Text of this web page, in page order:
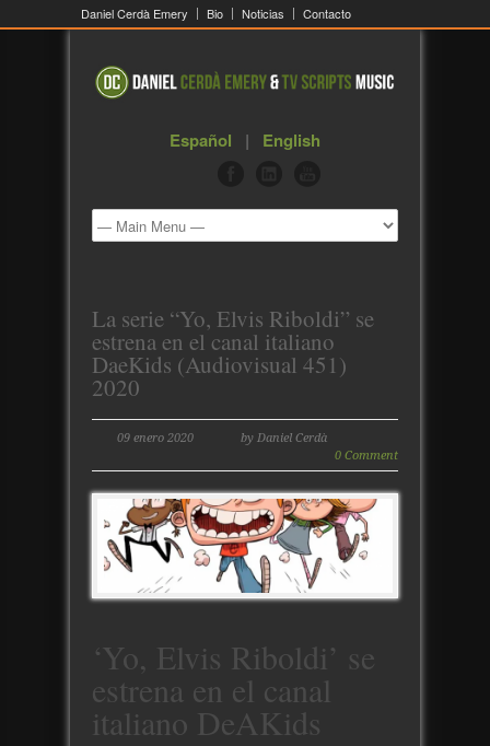
Daniel Cerdà Emery Bio Noticias Contacto
Español | English
La serie “Yo, Elvis Riboldi” se
estrena en el canal italiano
DaeKids (Audiovisual 451)
2020
09 enero 2020
by Daniel Cerdà
0 Comment
‘Yo, Elvis Riboldi’ se
estrena en el canal
italiano DeAKids